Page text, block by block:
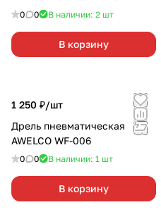
0 0 В наличии: 2 шт
В корзину
1 250 ₽/шт
Дрель пневматическая
AWELCO WF-006
0 0 В наличии: 1 шт
В корзину